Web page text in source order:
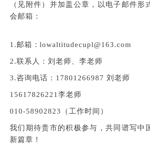
（见附件）并加盖公章，以电子邮件形
会邮箱：
1.邮箱 ： lowaltitudecupl@163.com
2.联系人：刘 老师、李老师
3.咨询电话：17801266987 刘老师
15617826221李老师
010-58902823（工作时间）
我们期待贵市的积极参与，共同谱写中
新篇章！